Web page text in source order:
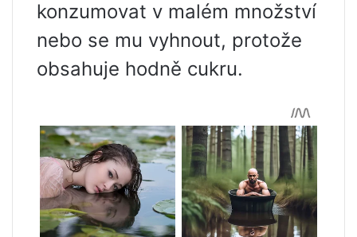
konzumovat v malém množství
nebo se mu vyhnout, protože
obsahuje hodně cukru.